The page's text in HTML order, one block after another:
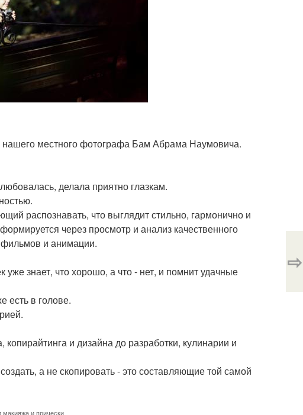
нашего местного фотографа Бам Абрама Наумовича.
делала приятно глазкам.
распознавать, что выглядит стильно, гармонично и
через просмотр и анализ качественного
фильмов и анимации.
знает, что хорошо, а что - нет, и помнит удачные
есть в голове.
и дизайна до разработки, кулинарии и
а не скопировать - это составляющие той самой
макияжа и прически
⇨